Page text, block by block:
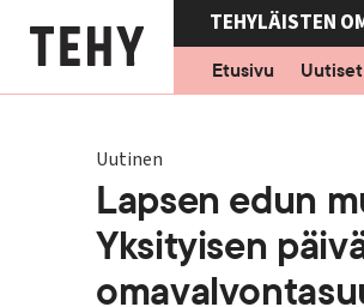
pääsisältöön
TEHYLÄISTEN
Etusivu
Uutiset
Uutinen
Lapsen edun
Yksityisen